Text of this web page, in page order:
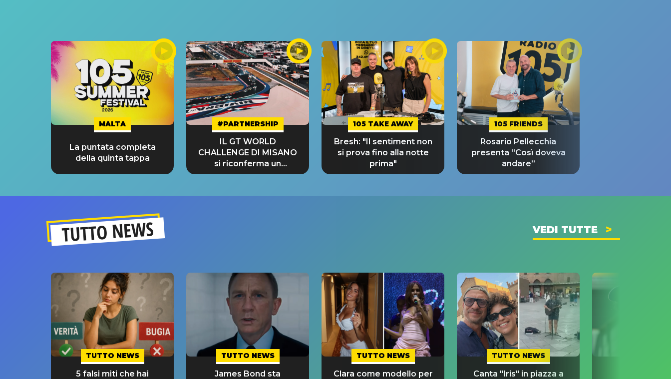
MALTA
La puntata completa
della quinta tappa
#PARTNERSHIP
IL GT WORLD
CHALLENGE DI MISANO
si riconferma un
GRANDE SUCCESSO!
105 TAKE AWAY
Bresh: "Il sentiment non
si prova fino alla notte
prima"
105 FRIENDS
Rosario Pellecchia
presenta “Così doveva
andare”
TUTTO NEWS VEDI TUTTE
TUTTO NEWS
5 falsi miti che hai
TUTTO NEWS
James Bond sta
TUTTO NEWS
Clara come modello per
TUTTO NEWS
Canta "Iris" in piazza a